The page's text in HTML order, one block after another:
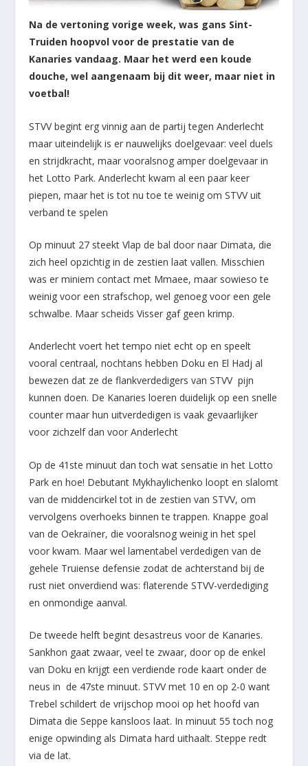
Na de vertoning vorige week, was gans Sint-
Truiden hoopvol voor de prestatie van de
Kanaries vandaag. Maar het werd een koude
douche, wel aangenaam bij dit weer, maar niet in
voetbal!
STVV begint erg vinnig aan de partij tegen Anderlecht
maar uiteindelijk is er nauwelijks doelgevaar: veel duels
en strijdkracht, maar vooralsnog amper doelgevaar in
het Lotto Park. Anderlecht kwam al een paar keer
piepen, maar het is tot nu toe te weinig om STVV uit
verband te spelen
Op minuut 27 steekt Vlap de bal door naar Dimata, die
zich heel opzichtig in de zestien laat vallen. Misschien
was er miniem contact met Mmaee, maar sowieso te
weinig voor een strafschop, wel genoeg voor een gele
schwalbe. Maar scheids Visser gaf geen krimp.
Anderlecht voert het tempo niet echt op en speelt
vooral centraal, nochtans hebben Doku en El Hadj al
bewezen dat ze de flankverdedigers van STVV pijn
kunnen doen. De Kanaries loeren duidelijk op een snelle
counter maar hun uitverdedigen is vaak gevaarlijker
voor zichzelf dan voor Anderlecht
Op de 41 ste minuut dan toch wat sensatie in het Lotto
Park en hoe! Debutant Mykhaylichenko loopt en slalomt
van de middencirkel tot in de zestien van STVV, om
vervolgens overhoeks binnen te trappen. Knappe goal
van de Oekraïner, die vooralsnog weinig in het spel
voor kwam. Maar wel lamentabel verdedigen van de
gehele Truiense defensie zodat de achterstand bij de
rust niet onverdiend was: flaterende STVV-verdediging
en onmondige aanval.
De tweede helft begint desastreus voor de Kanaries.
Sankhon gaat zwaar, veel te zwaar, door op de enkel
van Doku en krijgt een verdiende rode kaart onder de
neus in de 47ste minuut. STVV met 10 en op 2-0 want
Trebel schildert de vrijschop mooi op het hoofd van
Dimata die Seppe kansloos laat. In minuut 55 toch nog
enige opwinding als Dimata hard uithaalt. Steppe redt
via de lat.